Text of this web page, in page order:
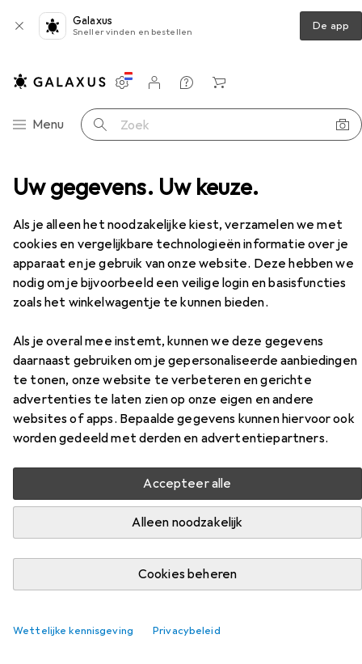
Uw gegevens. Uw keuze.
Als je alleen het noodzakelijke kiest, verzamelen we met
cookies en vergelijkbare technologieën informatie over je
apparaat en je gebruik van onze website. Deze hebben we
nodig om je bijvoorbeeld een veilige login en basisfuncties
zoals het winkelwagentje te kunnen bieden.
Als je overal mee instemt, kunnen we deze gegevens
daarnaast gebruiken om je gepersonaliseerde aanbiedingen
te tonen, onze website te verbeteren en gerichte
advertenties te laten zien op onze eigen en andere
websites of apps. Bepaalde gegevens kunnen hiervoor ook
worden gedeeld met derden en advertentiepartners.
Accepteer alle
Alleen noodzakelijk
Cookies beheren
Wettelijke kennisgeving Privacybeleid
Galaxus
Sneller vinden en bestellen De app
Categorie navigatie
Menu Zoek op
Instellingen
Klantenaccount
Produktvergelijking
Verlanglijstje
Winkelmandje
Fietszadel PRO Bike Gear Griffioen Team AF
EUR
207,79
PRO Bike GearGriffioen Team AF
Griffioen Team AF
Vind passende accessoires voor de PRO Bike Gear
Griffioen Team AF uit de categorieën Fietstas en
Accessoires voor fietszadels.
Accessoires Voor Fietszadels
Productlijst
−7%